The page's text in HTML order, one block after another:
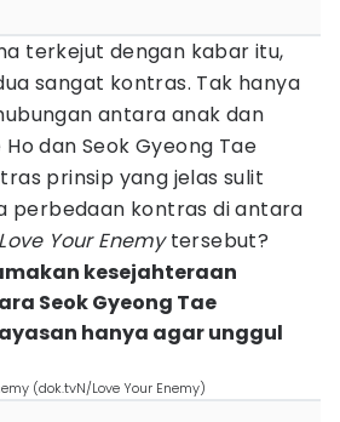
terkejut dengan kabar itu,
sangat kontras. Tak hanya
antara anak dan
dan Seok Gyeong Tae
prinsip yang jelas sulit
perbedaan kontras di antara
Love Your Enemytersebut?
kesejahteraan
Seok Gyeong Tae
hanya agar unggul
(dok.tvN/Love Your Enemy)